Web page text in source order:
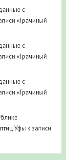
с
«Грачиный
с
«Грачиный
с
«Грачиный
Уфы к записи